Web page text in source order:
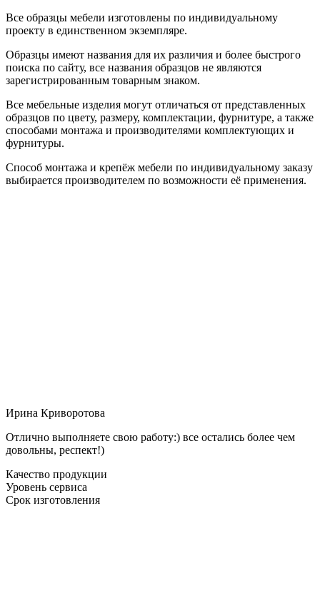
Все образцы мебели изготовлены по индивидуальному
проекту в единственном экземпляре.
Образцы имеют названия для их различия и более быстрого
поиска по сайту, все названия образцов не являются
зарегистрированным товарным знаком.
Все мебельные изделия могут отличаться от представленных
образцов по цвету, размеру, комплектации, фурнитуре, а также
способами монтажа и производителями комплектующих и
фурнитуры.
Способ монтажа и крепёж мебели по индивидуальному заказу
выбирается производителем по возможности её применения.
Ирина Криворотова
Отлично выполняете свою работу:) все остались более чем
довольны, респект!)
Качество продукции
Уровень сервиса
Срок изготовления